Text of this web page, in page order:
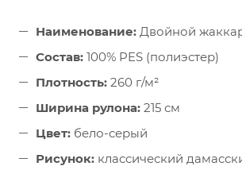
Наименование: Двойной
Состав: 100% PES (полиэстер)
Плотность: 260 г/м²
Ширина рулона: 215 см
Цвет: бело-серый
Рисунок: классический